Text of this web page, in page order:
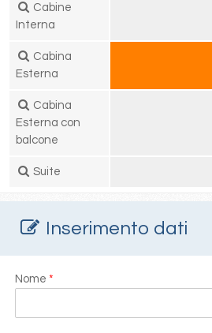
Cabine
Interna
Cabina
Esterna
Cabina
Esterna con
balcone
Suite
Inserimento dati
Nome *